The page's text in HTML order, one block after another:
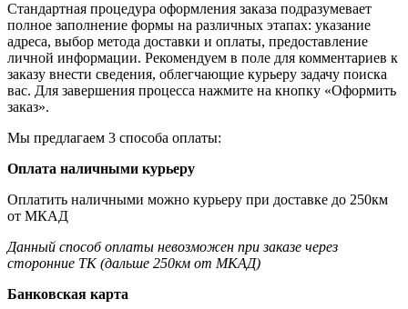
Стандартная процедура оформления заказа подразумевает
полное заполнение формы на различных этапах: указание
адреса, выбор метода доставки и оплаты, предоставление
личной информации. Рекомендуем в поле для комментариев к
заказу внести сведения, облегчающие курьеру задачу поиска
вас. Для завершения процесса нажмите на кнопку «Оформить
заказ».
Мы предлагаем 3 способа оплаты:
Оплата наличными курьеру
Оплатить наличными можно курьеру при доставке до 250км
от МКАД
Данный способ оплаты невозможен при заказе через
сторонние ТК (дальше 250км от МКАД)
Банковская карта